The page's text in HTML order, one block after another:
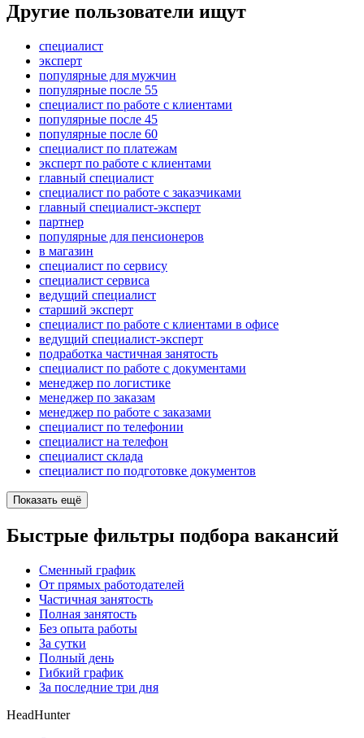
Другие пользователи ищут
специалист
эксперт
популярные для мужчин
популярные после 55
специалист по работе с клиентами
популярные после 45
популярные после 60
специалист по платежам
эксперт по работе с клиентами
главный специалист
специалист по работе с заказчиками
главный специалист-эксперт
партнер
популярные для пенсионеров
в магазин
специалист по сервису
специалист сервиса
ведущий специалист
старший эксперт
специалист по работе с клиентами в офисе
ведущий специалист-эксперт
подработка частичная занятость
специалист по работе с документами
менеджер по логистике
менеджер по заказам
менеджер по работе с заказами
специалист по телефонии
специалист на телефон
специалист склада
специалист по подготовке документов
Показать ещё
Быстрые фильтры подбора вакансий
Сменный график
От прямых работодателей
Частичная занятость
Полная занятость
Без опыта работы
За сутки
Полный день
Гибкий график
За последние три дня
HeadHunter